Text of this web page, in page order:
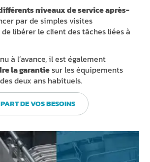
niveaux de service après-
par de simples visites
de libérer le client des tâches liées à
à l’avance, il est également
la garantiesur les équipements
deux ans habituels.
DE VOS BESOINS